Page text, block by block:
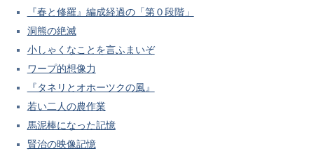
『春と修羅』編成経過の「第０段階」
洞熊の絶滅
小しゃくなことを言ふまいぞ
ワープ的想像力
『タネリとオホーツクの風』
若い二人の農作業
馬泥棒になった記憶
賢治の映像記憶